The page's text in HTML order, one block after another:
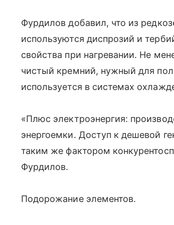
Фурдилов добавил, что из
используются диспрозий и
свойства при нагревании. Не
чистый кремний, нужный для
используется в системах
«Плюс электроэнергия:
энергоемки. Доступ к дешевой
таким же фактором
Фурдилов.
Подорожание элементов.